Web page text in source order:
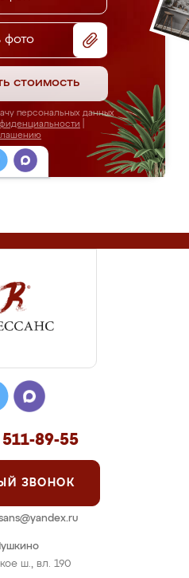
фото
стоимость
персональных данных
ш., вл. 190
511-89-55
ЗВОНОК